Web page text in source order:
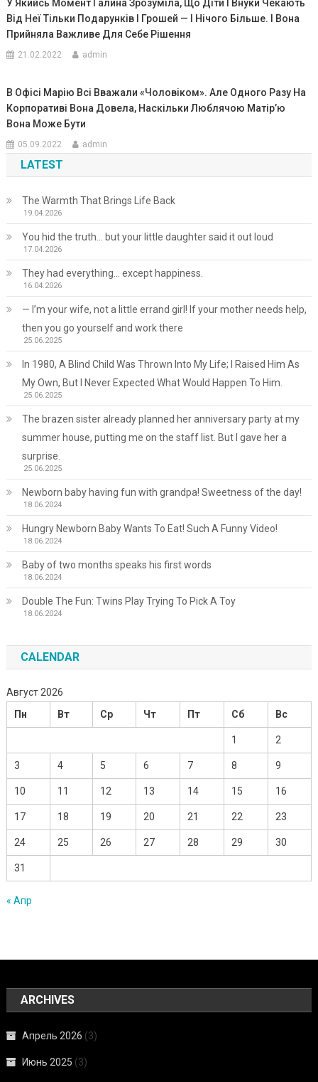
У Якийсь Момент Галина Зрозуміла, Що Діти І Внуки Чекають
Від Неї Тільки Подарунків І Грошей — І Нічого Більше. І Вона
Прийняла Важливе Для Себе Рішення
21.02.2022 admin
В Офісі Марію Всі Вважали «чоловіком». Але Одного Разу На
Корпоративі Вона Довела, Наскільки Люблячою Матір’ю
Вона Може Бути
05.09.2022 admin
LATEST
The Warmth That Brings Life Back
19.04.2026
You hid the truth… but your little daughter said it out loud
17.04.2026
They had everything… except happiness.
16.04.2026
— I’m your wife, not a little errand girl! If your mother needs help,
then you go yourself and work there
25.06.2025
In 1980, A Blind Child Was Thrown Into My Life; I Raised Him As
My Own, But I Never Expected What Would Happen To Him.
25.06.2025
The brazen sister already planned her anniversary party at my
summer house, putting me on the staff list. But I gave her a
surprise.
25.06.2025
Newborn baby having fun with grandpa! Sweetness of the day!
18.06.2024
Hungry Newborn Baby Wants To Eat! Such A Funny Video!
18.06.2024
Baby of two months speaks his first words
18.06.2024
Double The Fun: Twins Play Trying To Pick A Toy
18.06.2024
CALENDAR
Август 2026
Пн
Вт Ср Чт Пт Сб Вс
1 2
3 4 5 6 7 8 9
10 11 12 13 14 15 16
17 18 19 20 21 22 23
24 25 26 27 28 29 30
31
« Апр
ARCHIVES
Апрель 2026 (3)
Июнь 2025 (3)